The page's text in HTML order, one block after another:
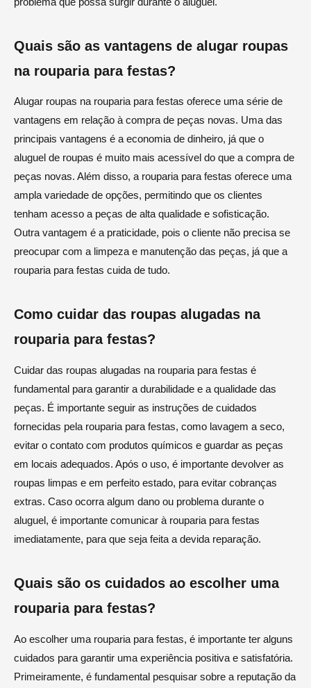
Quais são as vantagens de alugar roupas
na rouparia para festas?
Alugar roupas na rouparia para festas oferece uma série de
vantagens em relação à compra de peças novas. Uma das
principais vantagens é a economia de dinheiro, já que o
aluguel de roupas é muito mais acessível do que a compra de
peças novas. Além disso, a rouparia para festas oferece uma
ampla variedade de opções, permitindo que os clientes
tenham acesso a peças de alta qualidade e sofisticação.
Outra vantagem é a praticidade, pois o cliente não precisa se
preocupar com a limpeza e manutenção das peças, já que a
rouparia para festas cuida de tudo.
Como cuidar das roupas alugadas na
rouparia para festas?
Cuidar das roupas alugadas na rouparia para festas é
fundamental para garantir a durabilidade e a qualidade das
peças. É importante seguir as instruções de cuidados
fornecidas pela rouparia para festas, como lavagem a seco,
evitar o contato com produtos químicos e guardar as peças
em locais adequados. Após o uso, é importante devolver as
roupas limpas e em perfeito estado, para evitar cobranças
extras. Caso ocorra algum dano ou problema durante o
aluguel, é importante comunicar à rouparia para festas
imediatamente, para que seja feita a devida reparação.
Quais são os cuidados ao escolher uma
rouparia para festas?
Ao escolher uma rouparia para festas, é importante ter alguns
cuidados para garantir uma experiência positiva e satisfatória.
Primeiramente, é fundamental pesquisar sobre a reputação da